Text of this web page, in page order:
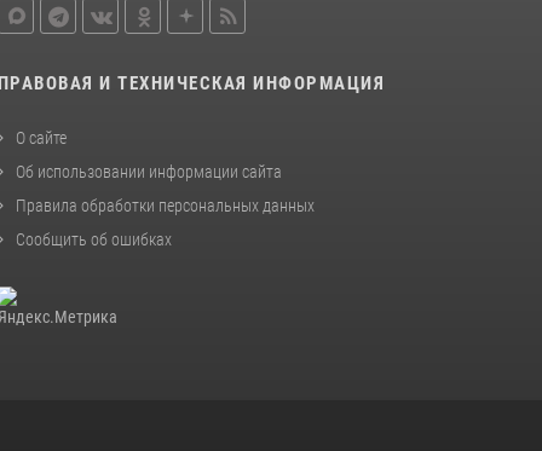
ПРАВОВАЯ И ТЕХНИЧЕСКАЯ ИНФОРМАЦИЯ
О сайте
Об использовании информации сайта
Правила обработки персональных данных
Сообщить об ошибках